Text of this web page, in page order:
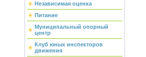
Независимая оценка
Питание
Муниципальный опорный
центр
Клуб юных инспекторов
движения